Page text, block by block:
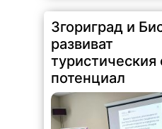
Згориград и
развиват
туристическия
потенциал